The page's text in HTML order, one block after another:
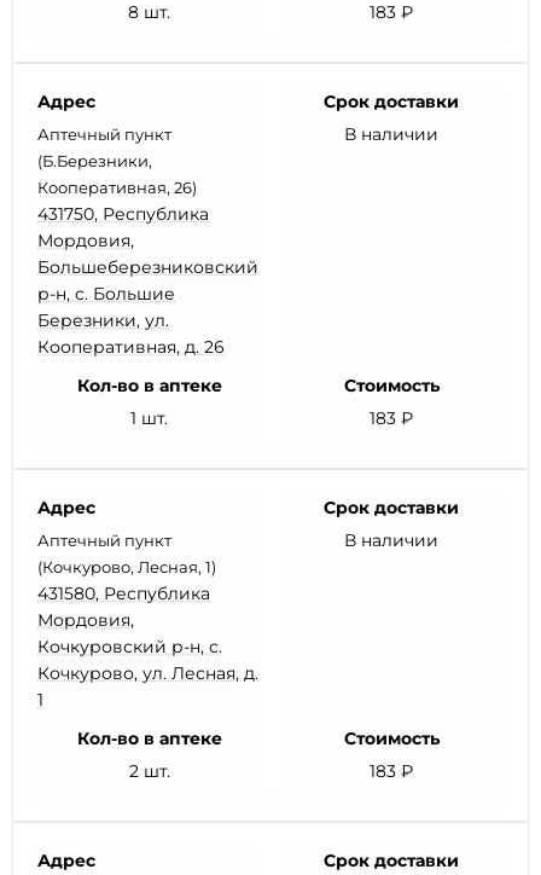
8 шт.
183 ₽
Адрес
Аптечный пункт
(Б.Березники,
Кооперативная, 26)
431750, Республика
Мордовия,
Большеберезниковский
р-н, с. Большие
Березники, ул.
Кооперативная, д. 26
Срок доставки
В наличии
Кол-во в аптеке
1 шт.
Стоимость
183 ₽
Адрес
Аптечный пункт
(Кочкурово, Лесная, 1)
431580, Республика
Мордовия,
Кочкуровский р-н, с.
Кочкурово, ул. Лесная, д.
1
Срок доставки
В наличии
Кол-во в аптеке
2 шт.
Стоимость
183 ₽
Адрес Срок доставки